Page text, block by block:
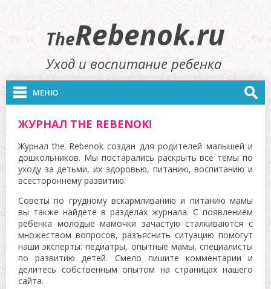
TheRebenok.ru
Уход и воспитание ребенка
МЕНЮ
ЖУРНАЛ THE REBENOK!
Журнал the Rebenok создан для родителей малышей и
дошкольников. Мы постарались раскрыть все темы по
уходу за детьми, их здоровью, питанию, воспитанию и
всестороннему развитию.
Советы по грудному вскармливанию и питанию мамы
вы также найдете в разделах журнала. С появлением
ребенка молодые мамочки зачастую сталкиваются с
множеством вопросов, разъяснить ситуацию помогут
наши эксперты: педиатры, опытные мамы, специалисты
по развитию детей. Смело пишите комментарии и
делитесь собственным опытом на страницах нашего
сайта.